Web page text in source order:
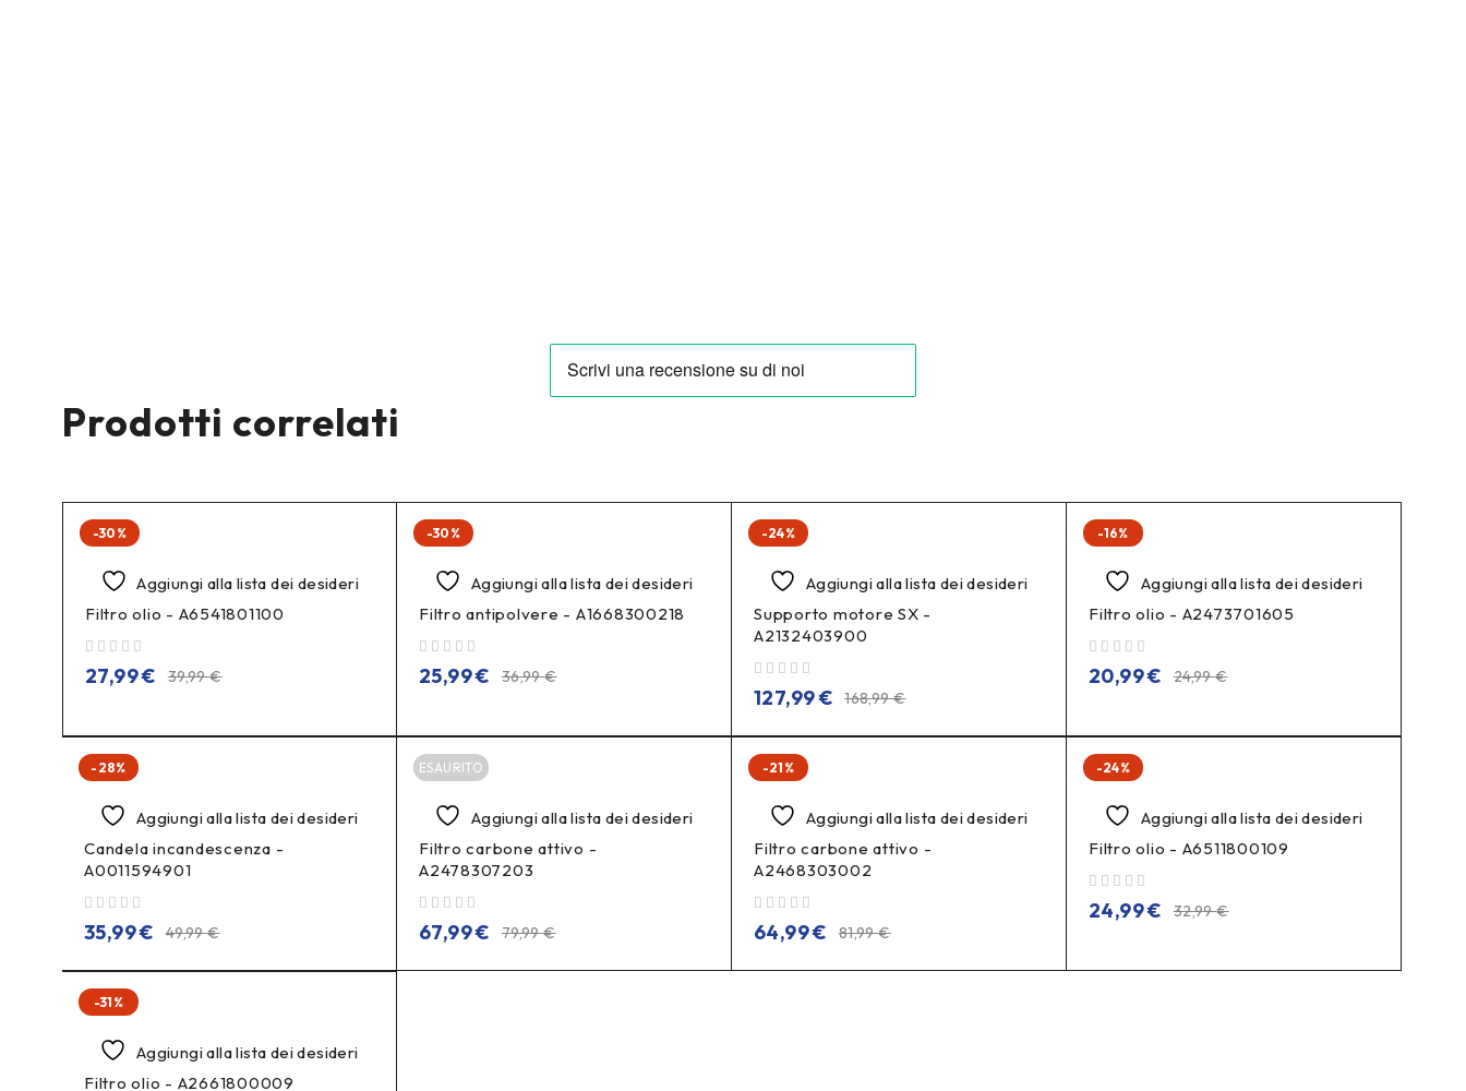
Prodotti correlati
-30%
Aggiungi alla lista dei desideri
Filtro olio - A6541801100
39,99€
27,99€
-30%
Aggiungi alla lista dei desideri
Filtro antipolvere - A1668300218
36,99€
25,99€
-24%
Aggiungi alla lista dei desideri
Supporto motore SX -
A2132403900
168,99€
127,99€
-16%
Aggiungi alla lista dei desideri
Filtro olio - A2473701605
24,99€
20,99€
-28%
Aggiungi alla lista dei desideri
Candela incandescenza -
A0011594901
49,99€
35,99€
ESAURITO
Aggiungi alla lista dei desideri
Filtro carbone attivo -
A2478307203
79,99€
67,99€
-21%
Aggiungi alla lista dei desideri
Filtro carbone attivo -
A2468303002
81,99€
64,99€
-24%
Aggiungi alla lista dei desideri
Filtro olio - A6511800109
32,99€
24,99€
-31%
Aggiungi alla lista dei desideri
Filtro olio - A2661800009